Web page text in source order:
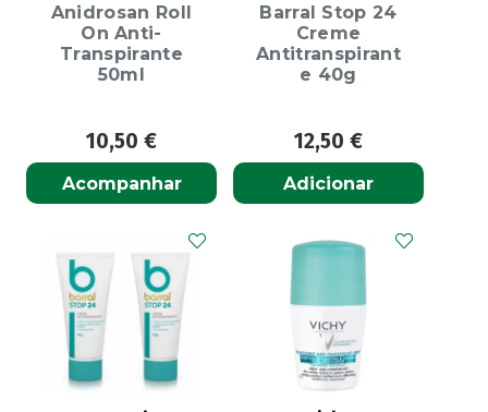
Anidrosan Roll
On Anti-
Transpirante
50ml
10,50 €
Acompanhar
Barral Stop 24
Creme
Antitranspirant
e 40g
12,50 €
Adicionar